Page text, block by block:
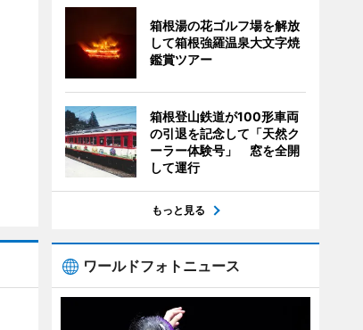
箱根湯の花ゴルフ場を解放
して箱根強羅温泉大文字焼
鑑賞ツアー
箱根登山鉄道が100形車両
の引退を記念して「天然ク
ーラー体験号」 窓を全開
して運行
もっと見る
ワールドフォトニュース